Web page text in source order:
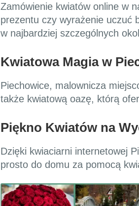
Zamówienie kwiatów online w
prezentu czy wyrażenie uczuć
w najbardziej szczególnych
Kwiatowa Magia w
Piechowice, malownicza
także kwiatową oazę, którą
Piękno Kwiatów na
Dzięki kwiaciarni internetowej
prosto do domu za pomocą